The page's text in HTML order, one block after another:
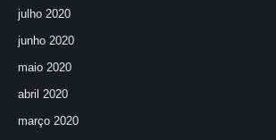
julho 2020
junho 2020
maio 2020
abril 2020
março 2020